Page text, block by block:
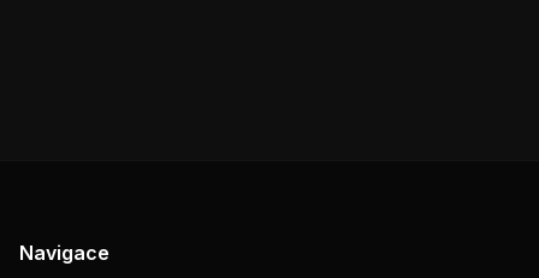
Navigace